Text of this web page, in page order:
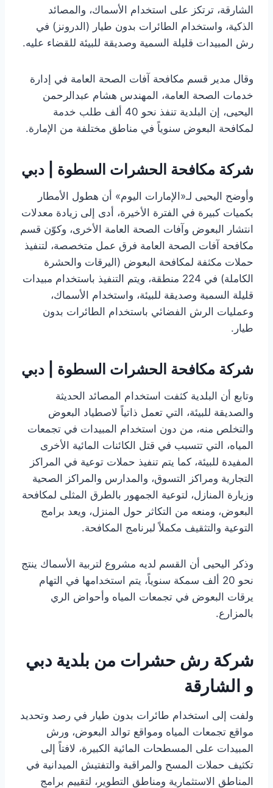
الشارقة، ترتكز على استخدام الأسماك، والمصائد
الذكية، واستخدام الطائرات بدون طيار (الدرونز) في
رش المبيدات قليلة السمية وصديقة للبيئة للقضاء عليه.
وقال مدير قسم مكافحة آفات الصحة العامة في إدارة
خدمات الصحة العامة، المهندس هشام عبدالرحمن
اليحيى، إن البلدية تنفذ نحو 40 ألف طلب خدمة
لمكافحة البعوض سنوياً في مناطق مختلفة من الإمارة.
شركة مكافحة الحشرات السطوة | دبي
وأوضح اليحيى لـ«الإمارات اليوم» أن هطول الأمطار
بكميات كبيرة في الفترة الأخيرة، أدى إلى زيادة معدلات
انتشار البعوض وآفات الصحة العامة الأخرى، وكوّن قسم
مكافحة آفات الصحة العامة فرق عمل متخصصة، لتنفيذ
حملات مكثفة لمكافحة البعوض (اليرقات والحشرة
الكاملة) في 224 منطقة، ويتم التنفيذ باستخدام مبيدات
قليلة السمية وصديقة للبيئة، واستخدام الأسماك،
وعمليات الرش الفضائي باستخدام الطائرات بدون
طيار.
شركة مكافحة الحشرات السطوة | دبي
وتابع أن البلدية كثفت استخدام المصائد الحديثة
والصديقة للبيئة، التي تعمل ذاتياً لاصطياد البعوض
والتخلص منه، من دون استخدام المبيدات في تجمعات
المياه، التي تتسبب في قتل الكائنات المائية الأخرى
المفيدة للبيئة، كما يتم تنفيذ حملات توعية في المراكز
التجارية ومراكز التسوق، والمدارس والمراكز الصحية
وزيارة المنازل، لتوعية الجمهور بالطرق المثلى لمكافحة
البعوض، ومنعه من التكاثر حول المنزل، ويعد برامج
التوعية والتثقيف مكملاً لبرنامج المكافحة.
وذكر اليحيى أن القسم لديه مشروع لتربية الأسماك ينتج
نحو 20 ألف سمكة سنوياً، يتم استخدامها في التهام
يرقات البعوض في تجمعات المياه وأحواض الري
بالمزارع.
شركة رش حشرات من بلدية دبي
و الشارقة
ولفت إلى استخدام طائرات بدون طيار في رصد وتحديد
مواقع تجمعات المياه ومواقع توالد البعوض، ورش
المبيدات على المسطحات المائية الكبيرة، لافتاً إلى
تكثيف حملات المسح والمراقبة والتفتيش الميدانية في
المناطق الاستثمارية ومناطق التطوير، لتقييم برامج